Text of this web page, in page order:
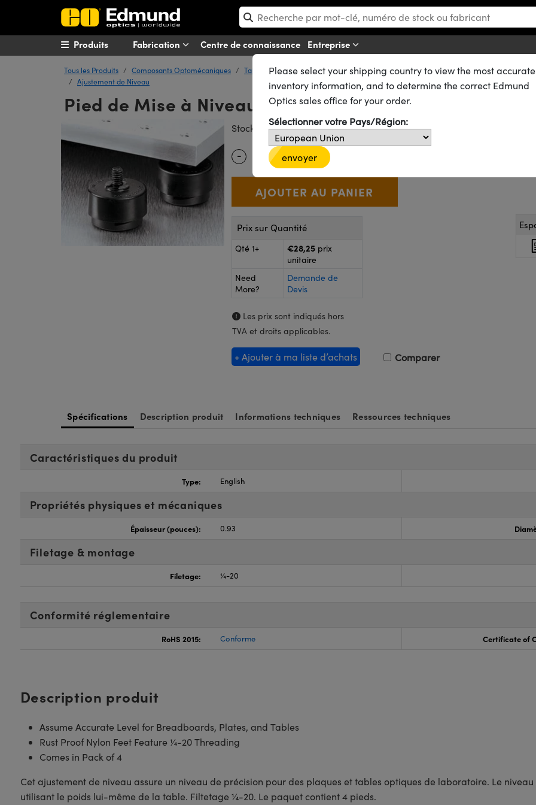
Fabrication Centre de connaissance Entreprise
Produits
Tous les Produits Composants Optomécaniques Tables et Platines de Laboratoire
Accessoires pour Platines Optiques
Ajustement de Niveau
Pied de Mise à Niveau, 32-500lb (4 par paquet)
Stock #62-682 4 In Stock
Quantity Selector
- Use the plus and minus buttons to adjust the quantity.
+ €28,25
Prix sur Quantité
Qté 1+ €28,25 prix
unitaire
Need
More?
Demande de
Devis
Les prix sont indiqués hors
TVA et droits applicables.
+ Ajouter à ma liste d’achats Comparer
Spécifications Description produit Informations techniques Ressources techniques
Caractéristiques du produit
Type: English
Propriétés physiques et mécaniques
Épaisseur (pouces): 0.93
Filetage & montage
Filetage: ¼-20
Conformité réglementaire
RoHS 2015: Conforme Certificate of
Description produit
Assume Accurate Level for Breadboards, Plates, and Tables
Rust Proof Nylon Feet Feature ¼-20 Threading
Comes in Pack of 4
Cet ajustement de niveau assure un niveau de précision pour des plaques et tables optiques de laboratoire. Le
utilisant le poids lui-même de la table. Filtetage ¼-20. Le paquet contient 4 pieds.
Please select your shipping country to view the most accurate
inventory information, and to determine the correct Edmund
Optics sales office for your order.
Sélectionner votre Pays/Région:
envoyer